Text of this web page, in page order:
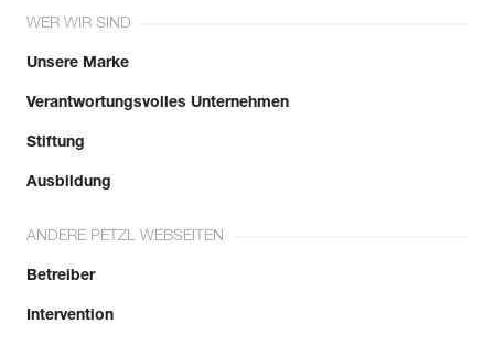
WER WIR SIND
Unsere Marke
Verantwortungsvolles Unternehmen
Stiftung
Ausbildung
ANDERE PETZL WEBSEITEN
Betreiber
Intervention